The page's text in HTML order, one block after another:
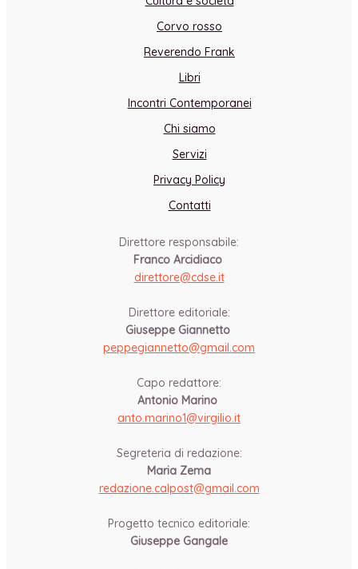
Corvo rosso
Reverendo Frank
Libri
Incontri Contemporanei
Chi siamo
Servizi
Privacy Policy
Contatti
Direttore responsabile:
Franco Arcidiaco
direttore@cdse.it
Direttore editoriale:
Giuseppe Giannetto
peppegiannetto@gmail.com
Capo redattore:
Antonio Marino
anto.marino1@virgilio.it
Segreteria di redazione:
Maria Zema
redazione.calpost@gmail.com
Progetto tecnico editoriale:
Giuseppe Gangale